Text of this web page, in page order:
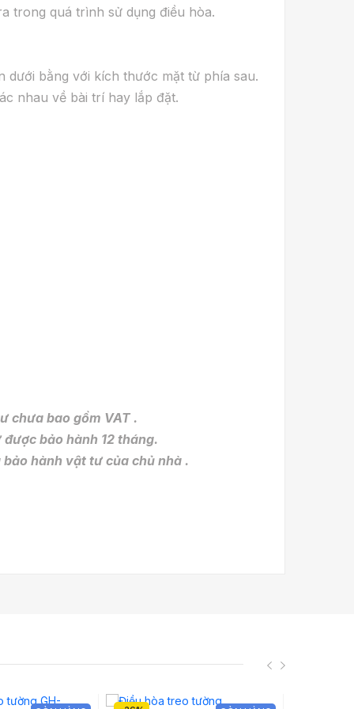
trong quá trình sử dụng điều hòa.
bằng với kích thước mặt từ phía sau.
nhau về bài trí hay lắp đặt.
chưa bao gồm VAT .
bảo hành 12 tháng.
hành vật tư của chủ nhà .